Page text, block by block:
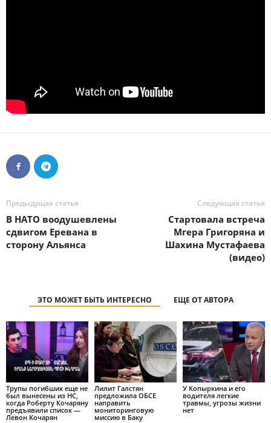
Предыдущая статья
В НАТО воодушевлены
сдвигом Еревана в
сторону Альянса
Следующая статья
Стартовала встреча
Мгера Григоряна и
Шахина Мустафаева
(видео)
ЭТО МОЖЕТ БЫТЬ ИНТЕРЕСНО ЕЩЕ ОТ АВТОРА
Трупы погибших еще не
был вынесены из НС,
когда Роберту Кочаряну
предъявили список —
Левон Кочарян
Лилит Галстян
предложила ОБСЕ
направить
мониторинговую
миссию в Баку
У Копыркина и его
водителя легкие
травмы, угрозы жизни
нет